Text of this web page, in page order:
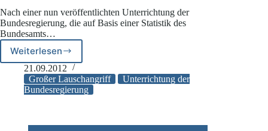
Nach einer nun veröffentlichten Unterrichtung der
Bundesregierung, die auf Basis einer Statistik des
Bundesamts…
Weiterlesen
Einsatz
großer
Lauschangriffe
im
21.09.2012
Großer Lauschangriff
Unterrichtung der
Bundesregierung